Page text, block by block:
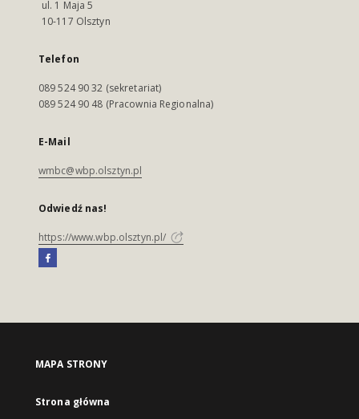
ul. 1 Maja 5
10-117 Olsztyn
Telefon
089 524 90 32 (sekretariat)
089 524 90 48 (Pracownia Regionalna)
E-Mail
wmbc@wbp.olsztyn.pl
Odwiedź nas!
https://www.wbp.olsztyn.pl/
MAPA STRONY
Strona główna